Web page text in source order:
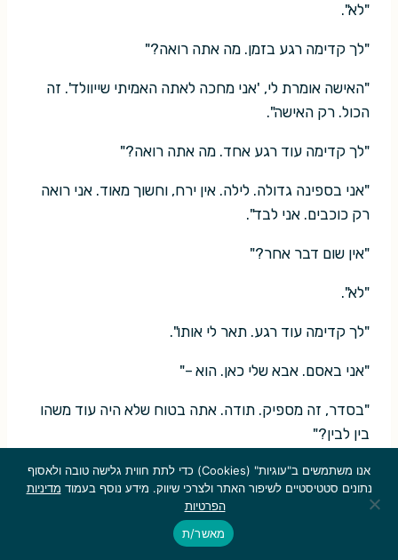
"לא".
"לך קדימה רגע בזמן. מה אתה רואה?"
"האישה אומרת לי, 'אני מחכה לאתה האמיתי שייוולד'. זה
הכול. רק האישה".
"לך קדימה עוד רגע אחד. מה אתה רואה?"
"אני בספינה גדולה. לילה. אין ירח, וחשוך מאוד. אני רואה
רק כוכבים. אני לבד".
"אין שום דבר אחר?"
"לא".
"לך קדימה עוד רגע. תאר לי אותו".
"אני באסם. אבא שלי כאן. הוא –"
"בסדר, זה מספיק. תודה. אתה בטוח שלא היה עוד משהו
בין לבין?"
"לא. שום דבר".
אנו משתמשים ב"עוגיות" (Cookies) כדי לתת חווית גלישה טובה ולאסוף
נתונים סטטיסטיים לשיפור האתר ולצרכי שיווק. מידע נוסף בעמוד מדיניות
הפרטיות
מאשר/ת